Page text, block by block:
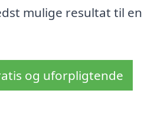
mulige resultat til en
og uforpligtende